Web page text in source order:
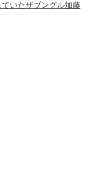
いたザブングル加藤